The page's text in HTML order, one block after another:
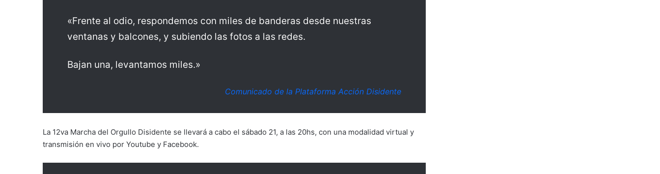
«Frente al odio, respondemos con miles de banderas desde nuestras
ventanas y balcones, y subiendo las fotos a las redes.
Bajan una, levantamos miles.»
Comunicado de la Plataforma Acción Disidente
La 12va Marcha del Orgullo Disidente se llevará a cabo el sábado 21, a las 20hs, con una modalidad virtual y
transmisión en vivo por Youtube y Facebook.